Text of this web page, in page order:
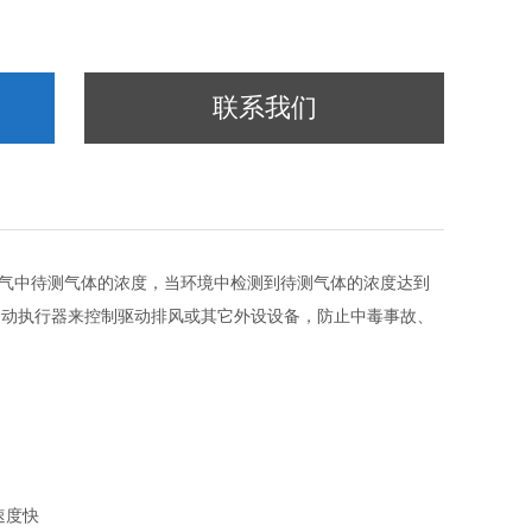
联系我们
中待测气体的浓度，当环境中检测到待测气体的浓度达到
行器来控制驱动排风或其它外设设备，防止中毒事故、
度快